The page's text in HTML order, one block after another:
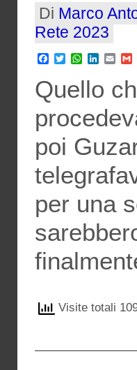
Di Marco
Rete 2023
Facebook
TwitterWhatsApp
Quello
poi
per una
Visite totali